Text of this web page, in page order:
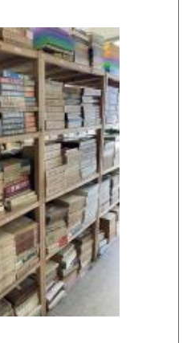
長崎県
大分県
鹿児島県